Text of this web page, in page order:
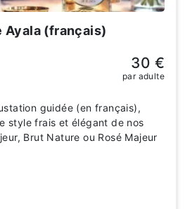
Ayala (français)
guidée (en français),
style frais et élégant de nos
Brut Nature ou Rosé Majeur
30 €
par adulte